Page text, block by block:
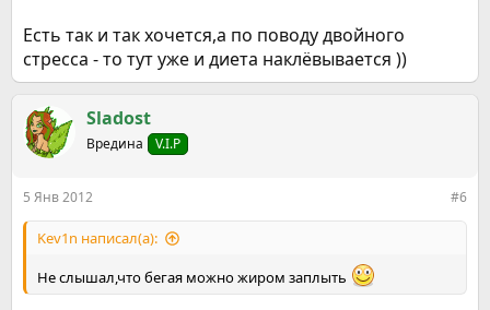
Есть так и так хочется,а по поводу двойного
стресса - то тут уже и диета наклёвывается ))
Sladost
Вредина V.I.P
5 Янв 2012 #6
Kev1n написал(а):
Не слышал,что бегая можно жиром заплыть